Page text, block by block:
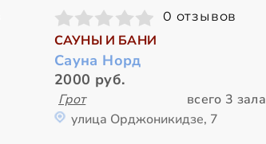
0 отзывов
САУНЫ И БАНИ
Сауна Норд
2000 руб.
Грот
всего 3 зала
улица Орджоникидзе, 7